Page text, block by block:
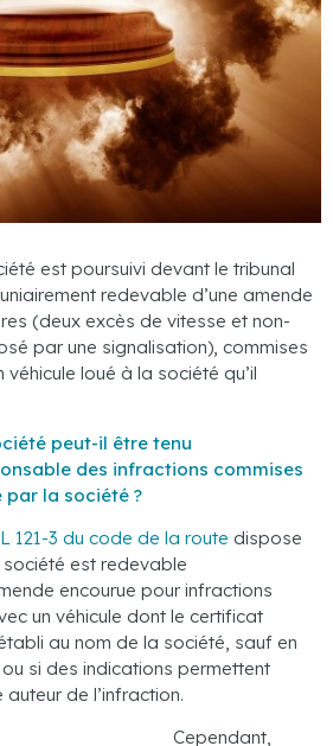
est poursuivi devant le tribunal
redevable d’une amende
(deux excès de vitesse et non-
par une signalisation), commises
véhicule loué à la société qu’il
peut-il être tenu
des infractions commises
par la société ?
L 121-3 du code de la route dispose
société est redevable
encourue pour infractions
un véhicule dont le certificat
au nom de la société, sauf en
si des indications permettent
de l’infraction.
Cependant,